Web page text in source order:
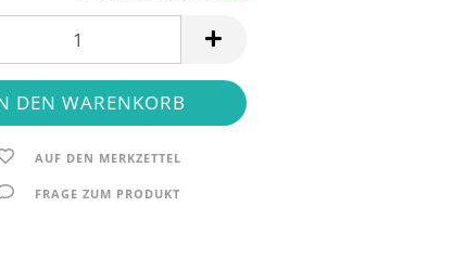
AUF DEN MERKZETTEL
FRAGE ZUM PRODUKT